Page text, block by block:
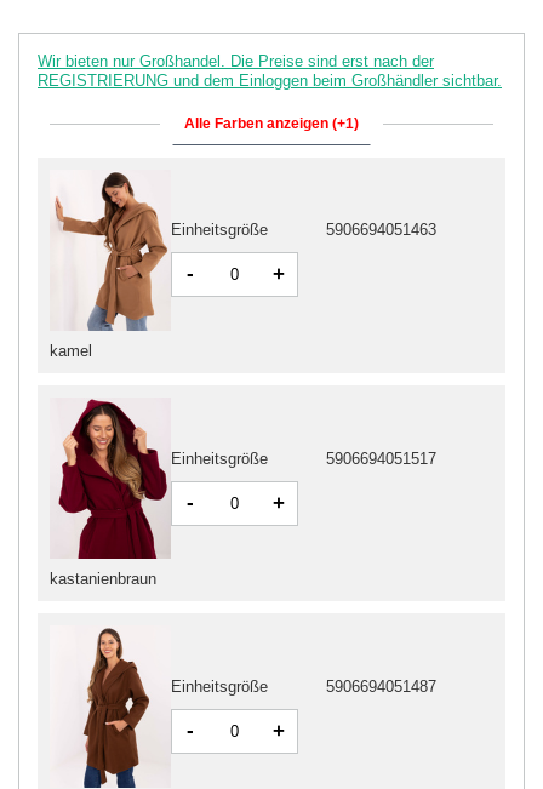
Wir bieten nur Großhandel. Die Preise sind erst nach der
REGISTRIERUNG und dem Einloggen beim Großhändler sichtbar.
Alle Farben anzeigen (+1)
kastanienbraun
Einheitsgröße 5906694051517
- +
kamel
Einheitsgröße 5906694051463
- +
Einheitsgröße 5906694051487
- +